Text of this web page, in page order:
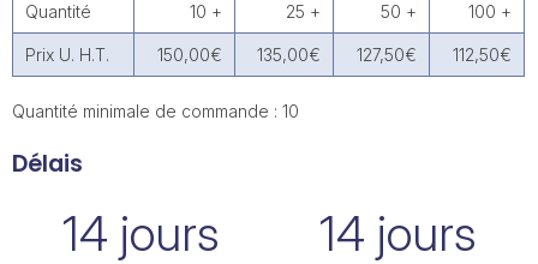
Quantité 10 + 25 + 50 + 100 +
Prix U. H.T. 150,00€ 135,00€ 127,50€ 112,50€
Quantité minimale de commande : 10
Délais
14 jours 14 jours